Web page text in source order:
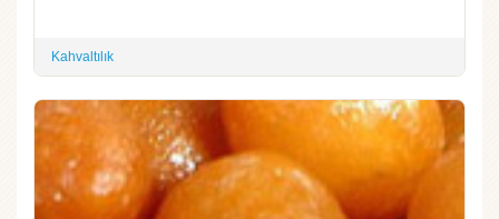
Kahvaltılık